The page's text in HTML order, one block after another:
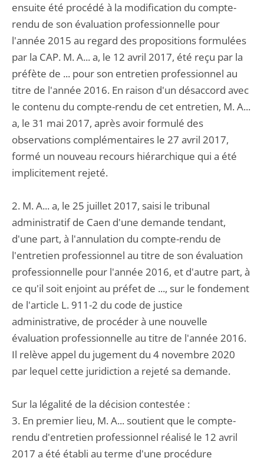
ensuite été procédé à la modification du compte-
rendu de son évaluation professionnelle pour
l'année 2015 au regard des propositions formulées
par la CAP. M. A... a, le 12 avril 2017, été reçu par la
préfète de ... pour son entretien professionnel au
titre de l'année 2016. En raison d'un désaccord avec
le contenu du compte-rendu de cet entretien, M. A...
a, le 31 mai 2017, après avoir formulé des
observations complémentaires le 27 avril 2017,
formé un nouveau recours hiérarchique qui a été
implicitement rejeté.
2. M. A... a, le 25 juillet 2017, saisi le tribunal
administratif de Caen d'une demande tendant,
d'une part, à l'annulation du compte-rendu de
l'entretien professionnel au titre de son évaluation
professionnelle pour l'année 2016, et d'autre part, à
ce qu'il soit enjoint au préfet de ..., sur le fondement
de l'article L. 911-2 du code de justice
administrative, de procéder à une nouvelle
évaluation professionnelle au titre de l'année 2016.
Il relève appel du jugement du 4 novembre 2020
par lequel cette juridiction a rejeté sa demande.
Sur la légalité de la décision contestée :
3. En premier lieu, M. A... soutient que le compte-
rendu d'entretien professionnel réalisé le 12 avril
2017 a été établi au terme d'une procédure